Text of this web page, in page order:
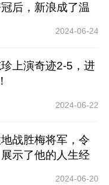
后，新浪成了温
2024-06-24
上演奇迹2-5，进
2024-06-22
战胜梅将军，令
示了他的人生经
2024-06-20